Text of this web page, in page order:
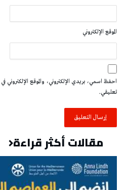
الموقع الإلكتروني
احفظ اسمي، بريدي الإلكتروني، والموقع الإلكتروني في
تعليقي.
مقالات أكثر قراءة